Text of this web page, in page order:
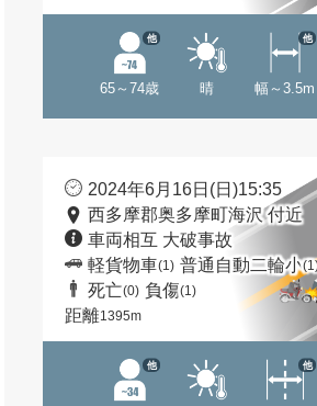
65～74歳
他
晴 幅～3.5m
他
2024年6月16日(日)15:35
西多摩郡奥多摩町海沢 付近
車両相互 大破事故
軽貨物車(1) 普通自動二輪小
死亡(0) 負傷(1)
距離1395m
他 他